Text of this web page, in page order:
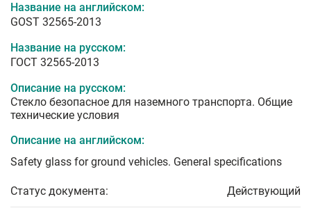
Название на английском:
GOST 32565-2013
Название на русском:
ГОСТ 32565-2013
Описание на русском:
Стекло безопасное для наземного транспорта. Общие
технические условия
Описание на английском:
Safety glass for ground vehicles. General specifications
Статус документа: Действующий